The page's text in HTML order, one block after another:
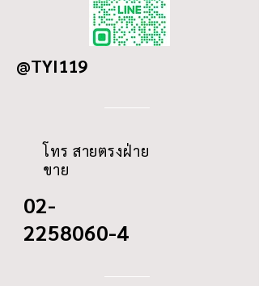
92
ID
@TYI119
โทร สายตรงฝ่าย
ขาย
02-
2258060-4